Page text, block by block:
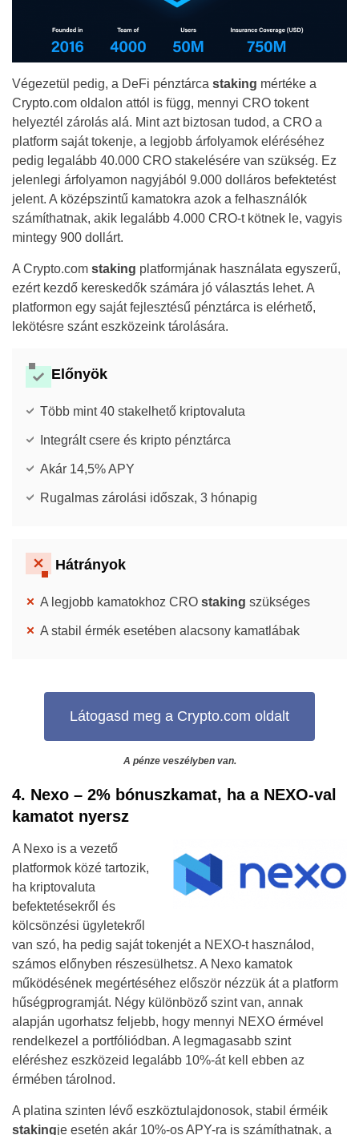
Végezetül pedig, a DeFi pénztárca staking mértéke a
Crypto.com oldalon attól is függ, mennyi CRO tokent
helyeztél zárolás alá. Mint azt biztosan tudod, a CRO a
platform saját tokenje, a legjobb árfolyamok eléréséhez
pedig legalább 40.000 CRO stakelésére van szükség. Ez
jelenlegi árfolyamon nagyjából 9.000 dolláros befektetést
jelent. A középszintű kamatokra azok a felhasználók
számíthatnak, akik legalább 4.000 CRO-t kötnek le, vagyis
mintegy 900 dollárt.
A Crypto.com staking platformjának használata egyszerű,
ezért kezdő kereskedők számára jó választás lehet. A
platformon egy saját fejlesztésű pénztárca is elérhető,
lekötésre szánt eszközeink tárolására.
Előnyök
Több mint 40 stakelhető kriptovaluta
Integrált csere és kripto pénztárca
Akár 14,5% APY
Rugalmas zárolási időszak, 3 hónapig
Hátrányok
A legjobb kamatokhoz CRO staking szükséges
A stabil érmék esetében alacsony kamatlábak
Látogasd meg a Crypto.com oldalt
A pénze veszélyben van.
4. Nexo – 2% bónuszkamat, ha a NEXO-val
kamatot nyersz
A Nexo is a vezető
platformok közé tartozik,
ha kriptovaluta
befektetésekről és
kölcsönzési ügyletekről
van szó, ha pedig saját tokenjét a NEXO-t használod,
számos előnyben részesülhetsz. A Nexo kamatok
működésének megértéséhez először nézzük át a platform
hűségprogramját. Négy különböző szint van, annak
alapján ugorhatsz feljebb, hogy mennyi NEXO érmével
rendelkezel a portfóliódban. A legmagasabb szint
eléréshez eszközeid legalább 10%-át kell ebben az
érmében tárolnod.
A platina szinten lévő eszköztulajdonosok, stabil érméik
stakingje esetén akár 10%-os APY-ra is számíthatnak, a